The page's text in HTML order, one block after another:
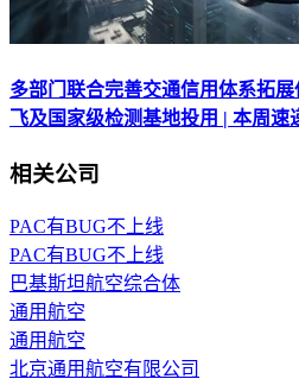
多部门联合完善交通信用体系拓
飞及国家级检测基地投用 | 本周速
相关公司
PAC有BUG不上线
PAC有BUG不上线
​巴基斯坦航空综合体
通用航空
通用航空
北京通用航空有限公司